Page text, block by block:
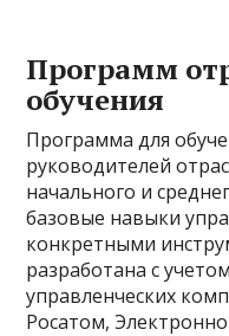
Программ
обучения
Программа для
руководителей
начального и
базовые навыки
конкретными
разработана с
управленческих
Росатом,